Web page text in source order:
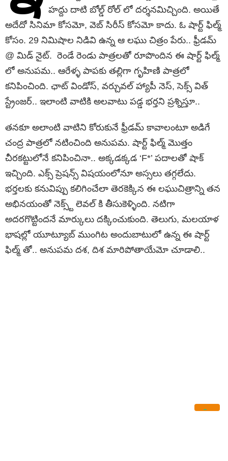
హ‌ద్దు దాటి బోల్డ్ రోల్ లో ద‌ర్శ‌న‌మిచ్చింది. అయితే
అదేదో సినిమా కోస‌మో, వెబ్ సిరీస్ కోస‌మో కాదు. ఓ షార్ట్ ఫిల్మ్
కోసం. 29 నిమిషాల నిడివి ఉన్న ఆ ల‌ఘు చిత్రం పేరు.. ఫ్రీడ‌మ్
@ మిడ్ నైట్. రెండే రెండు పాత్రల‌తో రూపొందిన ఈ షార్ట్ ఫిల్మ్
లో అనుప‌మ.. ఆరేళ్ళ పాప‌కు త‌ల్లిగా గృహిణి పాత్ర‌లో
క‌నిపించింది. ఛాట్ విండోస్, వ‌ర్చువ‌ల్ హ్యాపీ నెస్, సెక్స్ విత్
స్ట్రేంజ‌ర్.. ఇలాంటి వాటికి అల‌వాటు ప‌డ్డ భ‌ర్త‌ని ప్ర‌శ్నిస్తూ..
తన‌కూ అలాంటి వాటిని కోరుకునే ఫ్రీడ‌మ్ కావాలంటూ అడిగే
చంద్ర పాత్ర‌లో న‌టించింది అనుప‌మ‌. షార్ట్ ఫిల్మ్ మొత్తం
చీర‌క‌ట్టులోనే క‌నిపించినా.. అక్క‌డ‌క్క‌డ ‘F*’ ప‌దాల‌తో షాక్
ఇచ్చింది. ఎక్స్ ప్రెష‌న్స్ విష‌యంలోనూ అస్స‌లు త‌గ్గలేదు.
భ‌ర్త‌ల‌కు క‌నువిప్పు క‌లిగించేలా తెర‌కెక్కిన ఈ ల‌ఘుచిత్రాన్ని త‌న
అభిన‌యంతో నెక్స్ట్ లెవ‌ల్ కి తీసుకెళ్ళింది. న‌టిగా
అద‌ర‌గొట్టింద‌నే మార్కులు ద‌క్కించుకుంది. తెలుగు, మ‌ల‌యాళ
భాష‌ల్లో యూట్యూబ్ ముంగిట అందుబాటులో ఉన్న ఈ షార్ట్
ఫిల్మ్ తో.. అనుప‌మ ద‌శ‌, దిశ మారిపోతాయేమో చూడాలి..